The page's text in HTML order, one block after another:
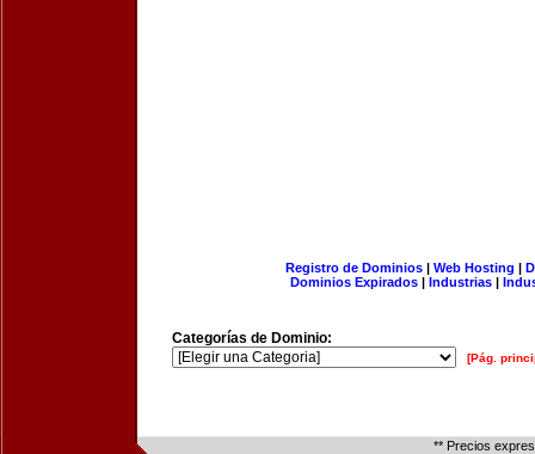
Registro de Dominios| Web Hosting |
Dominios Expirados | Industrias |
Categorías de Dominio:
[Pág.
** Precios